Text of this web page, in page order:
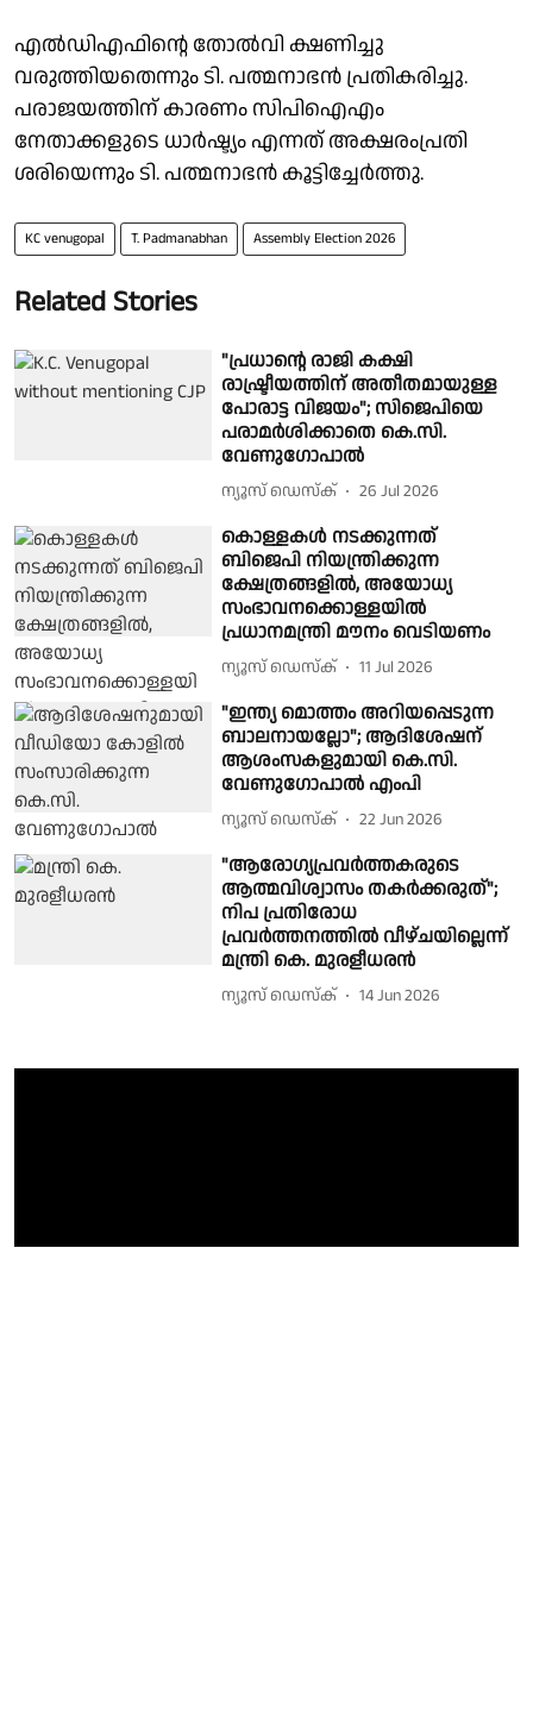
എൽഡിഎഫിൻ്റെ തോൽവി ക്ഷണിച്ചു
വരുത്തിയതെന്നും ടി. പത്മനാഭൻ പ്രതികരിച്ചു.
പരാജയത്തിന് കാരണം സിപിഐഎം
നേതാക്കളുടെ ധാർഷ്ട്യം എന്നത് അക്ഷരംപ്രതി
ശരിയെന്നും ടി. പത്മനാഭൻ കൂട്ടിച്ചേർത്തു.
KC venugopal T. Padmanabhan Assembly Election 2026
Related Stories
"പ്രധാൻ്റെ രാജി കക്ഷി
രാഷ്ട്രീയത്തിന് അതീതമായുള്ള
പോരാട്ട വിജയം"; സിജെപിയെ
പരാമർശിക്കാതെ കെ.സി.
വേണുഗോപാൽ
ന്യൂസ് ഡെസ്ക് 26 Jul 2026
കൊള്ളകൾ നടക്കുന്നത്
ബിജെപി നിയന്ത്രിക്കുന്ന
ക്ഷേത്രങ്ങളിൽ, അയോധ്യ
സംഭാവനക്കൊള്ളയിൽ
പ്രധാനമന്ത്രി മൗനം വെടിയണം
ന്യൂസ് ഡെസ്ക് 11 Jul 2026
"ഇന്ത്യ മൊത്തം അറിയപ്പെടുന്ന
ബാലനായല്ലോ"; ആദിശേഷന്
ആശംസകളുമായി കെ.സി.
വേണുഗോപാൽ എംപി
ന്യൂസ് ഡെസ്ക് 22 Jun 2026
"ആരോഗ്യപ്രവർത്തകരുടെ
ആത്മവിശ്വാസം തകർക്കരുത്";
നിപ പ്രതിരോധ
പ്രവർത്തനത്തിൽ വീഴ്ചയില്ലെന്ന്
മന്ത്രി കെ. മുരളീധരൻ
ന്യൂസ് ഡെസ്ക് 14 Jun 2026